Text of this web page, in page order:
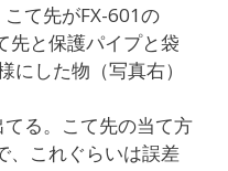
て先がFX-601の
先と保護パイプと袋
にした物（写真右）
る。こて先の当て方
、これぐらいは誤差